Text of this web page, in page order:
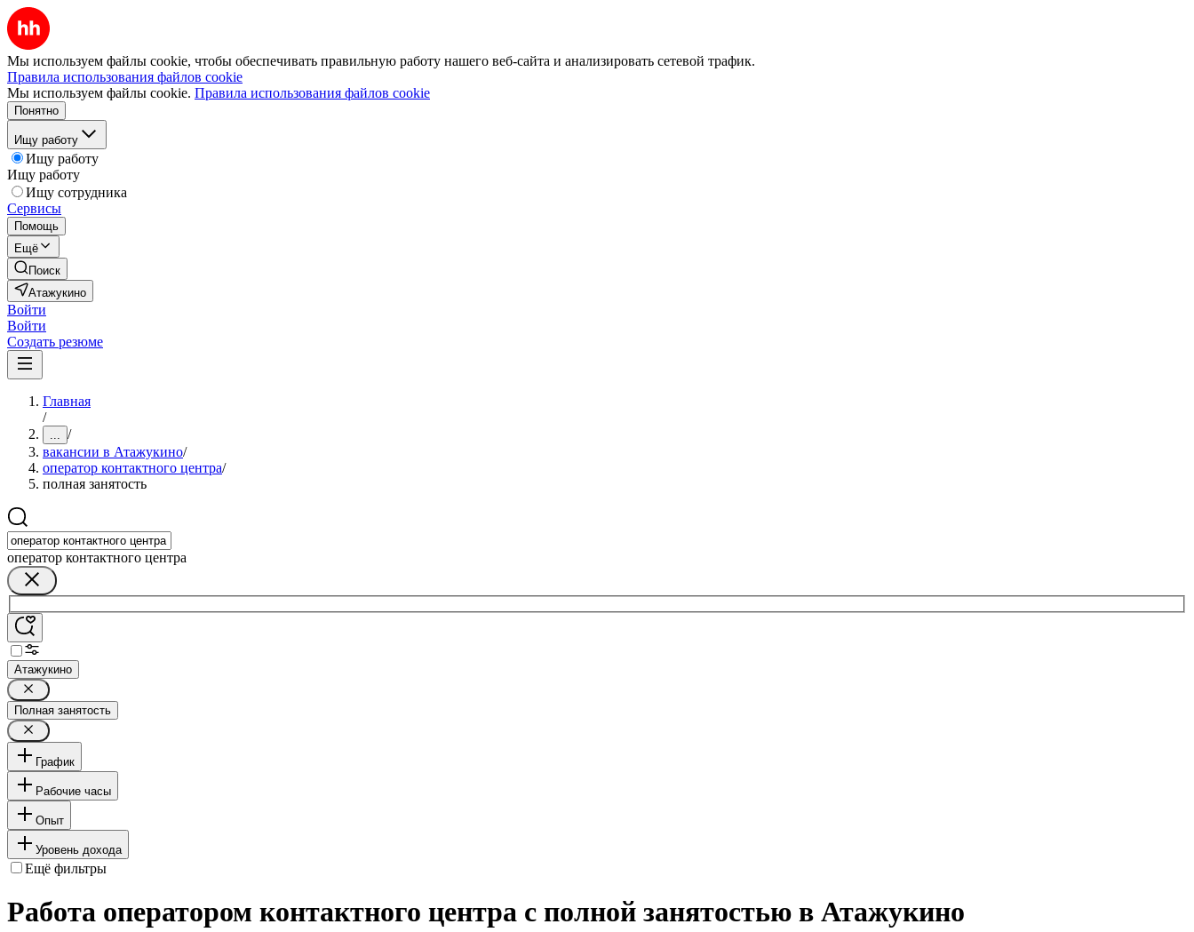
Мы используем файлы cookie, чтобы обеспечивать правильную работу нашего веб-сайта и анализировать сетевой трафик.
Правила использования файлов cookie
Мы используем файлы cookie. Правила использования файлов cookie
Понятно
Ищу работу
Ищу работу
Ищу работу
Ищу сотрудника
Сервисы
Помощь
Ещё
Поиск
Атажукино
Войти
Войти
Создать резюме
Главная
/
... /
вакансии в Атажукино/
оператор контактного центра/
полная занятость
оператор контактного центра
Атажукино
Полная занятость
График
Рабочие часы
Опыт
Уровень дохода
Ещё фильтры
Работа оператором контактного центра с полной занятостью в Атажукино